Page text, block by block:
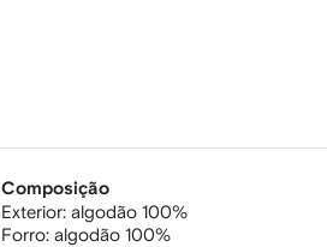
Composição
Exterior: algodão 100%
Forro: algodão 100%